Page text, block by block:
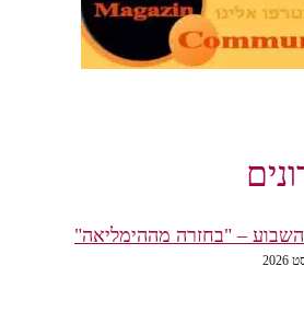
– "בחזרה מההימליאה"